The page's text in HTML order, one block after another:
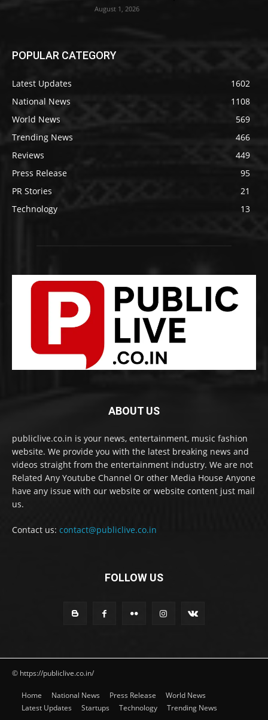
August 1, 2026
POPULAR CATEGORY
Latest Updates
1602
National News
1108
World News
569
Trending News
466
Reviews
449
Press Release
95
PR Stories
21
Technology
13
ABOUT US
publiclive.co.in is your news, entertainment, music fashion
website. We provide you with the latest breaking news and
videos straight from the entertainment industry. We are not
Related Any Youtube Channel Or other Media House Anyone
have any issue with our website or website content just mail
us.
Contact us: contact@publiclive.co.in
FOLLOW US
© https://publiclive.co.in/
Home National News Press Release
World News
Latest Updates
Startups Technology Trending News